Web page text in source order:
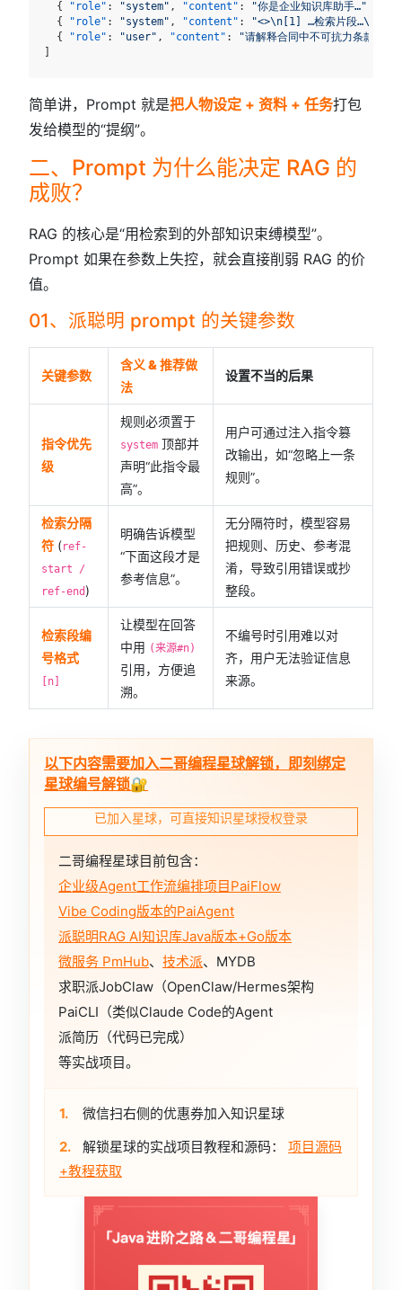
{ "role" : "system" , "content" : "你是企业知识库助手…"
{
"role" : "system" , "content" : "<>\n[1] …检索片段…\n<>"
{
"role" : "user" , "content" : "请解释合同中不可抗力条款"
]
简单讲，Prompt 就是把人物设定 + 资料 + 任务打包
发给模型的“提纲”。
二、Prompt 为什么能决定 RAG 的
成败？
RAG 的核心是“用检索到的外部知识束缚模型”。
Prompt 如果在参数上失控，就会直接削弱 RAG 的价
值。
01、派聪明 prompt 的关键参数
关键参数
含义 & 推荐做
法
设置不当的后果
指令优先
级
规则必须置于
system 顶部并
声明“此指令最
高”。
用户可通过注入指令篡
改输出，如“忽略上一条
规则”。
检索分隔
符 (ref-
start /
ref-end)
明确告诉模型
“下面这段才是
参考信息”。
无分隔符时，模型容易
把规则、历史、参考混
淆，导致引用错误或抄
整段。
检索段编
号格式
[n]
让模型在回答
中用 (来源#n)
引用，方便追
溯。
不编号时引用难以对
齐，用户无法验证信息
来源。
以下内容需要加入二哥编程星球解锁，即刻绑定
星球编号解锁🔐
已加入星球，可直接知识星球授权登录
二哥编程星球目前包含：
企业级Agent工作流编排项目PaiFlow
Vibe Coding版本的PaiAgent
派聪明RAG AI知识库Java版本+Go版本
微服务 PmHub、 技术派、MYDB
求职派JobClaw（OpenClaw/Hermes架构
PaiCLI（类似Claude Code的Agent
派简历（代码已完成）
等实战项目。
1.
微信扫右侧的优惠券加入知识星球
2.
解锁星球的实战项目教程和源码： 项目源码
+教程获取